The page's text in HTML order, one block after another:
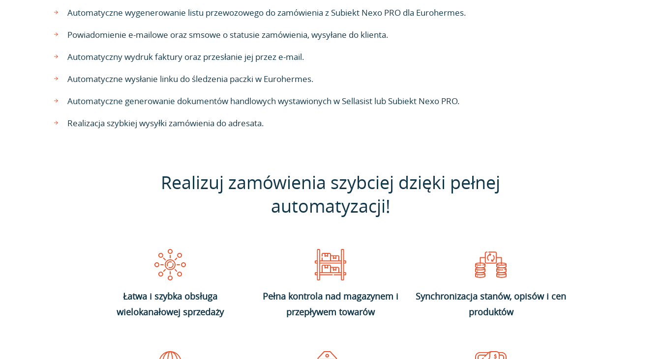
Automatyczne wygenerowanie listu przewozowego do zamówienia z Subiekt Nexo PRO dla Eurohermes.
Powiadomienie e-mailowe oraz smsowe o statusie zamówienia, wysyłane do klienta.
Automatyczny wydruk faktury oraz przesłanie jej przez e-mail.
Automatyczne wysłanie linku do śledzenia paczki w Eurohermes.
Automatyczne generowanie dokumentów handlowych wystawionych w Sellasist lub Subiekt Nexo PRO.
Realizacja szybkiej wysyłki zamówienia do adresata.
Realizuj zamówienia szybciej dzięki pełnej
automatyzacji!
Łatwa i szybka obsługa
wielokanałowej sprzedaży
Pełna kontrola nad magazynem i
przepływem towarów
Synchronizacja stanów, opisów i cen
produktów